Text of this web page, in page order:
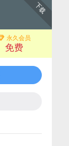
下载
永久会员
免费